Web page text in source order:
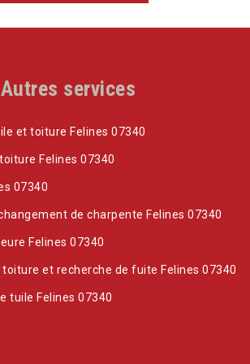
Autres services
et toiture Felines 07340
Felines 07340
07340
de charpente Felines 07340
Felines 07340
et recherche de fuite Felines 07340
tuile Felines 07340